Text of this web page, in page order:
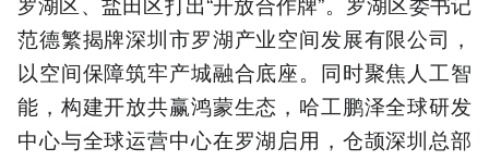
范德繁揭牌深圳市罗湖产业空间发展有限公司，
以空间保障筑牢产城融合底座。同时聚焦人工智
能，构建开放共赢鸿蒙生态，哈工鹏泽全球研发
中心与全球运营中心在罗湖启用，仓颉深圳总部